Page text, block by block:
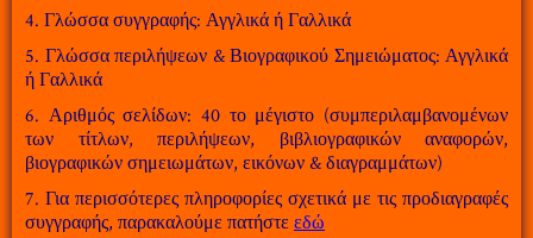
4. Γλώσσα συγγραφής: Αγγλικά ή Γαλλικά
5. Γλώσσα περιλήψεων & Βιογραφικού Σημειώματος: Αγγλικά
ή Γαλλικά
6. Αριθμός σελίδων: 40 το μέγιστο (συμπεριλαμβανομένων
των τίτλων, περιλήψεων, βιβλιογραφικών αναφορών,
βιογραφικών σημειωμάτων, εικόνων & διαγραμμάτων)
7. Για περισσότερες πληροφορίες σχετικά με τις προδιαγραφές
συγγραφής, παρακαλούμε πατήστεεδώ